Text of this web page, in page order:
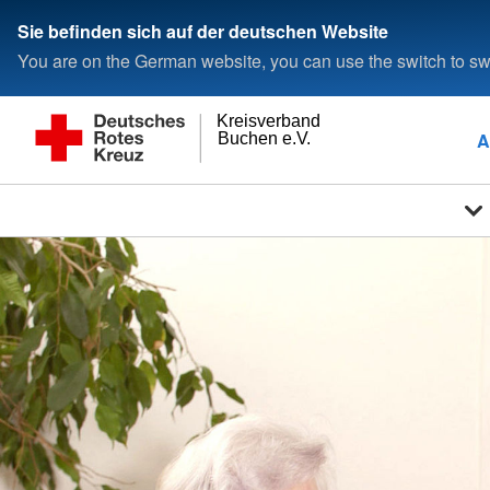
Sie befinden sich auf der deutschen Website
You are on the German website, you can use the switch to
Buchen e.V.
Kreisverband